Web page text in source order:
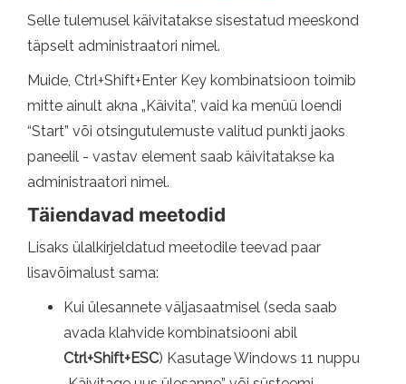
Selle tulemusel käivitatakse sisestatud meeskond
täpselt administraatori nimel.
Muide, Ctrl+Shift+Enter Key kombinatsioon toimib
mitte ainult akna „Käivita”, vaid ka menüü loendi
“Start” või otsingutulemuste valitud punkti jaoks
paneelil - vastav element saab käivitatakse ka
administraatori nimel.
Täiendavad meetodid
Lisaks ülalkirjeldatud meetodile teevad paar
lisavõimalust sama:
Kui ülesannete väljasaatmisel (seda saab
avada klahvide kombinatsiooni abil
Ctrl+Shift+ESC) Kasutage Windows 11 nuppu